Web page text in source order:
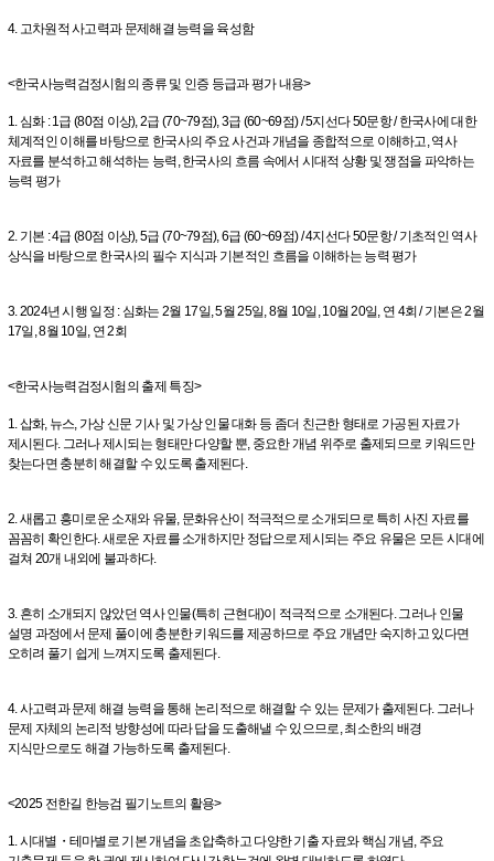
4. 고차원적 사고력과 문제해결 능력을 육성함
<한국사능력검정시험의 종류 및 인증 등급과 평가 내용>
1. 심화 : 1급 (80점 이상), 2급 (70~79점), 3급 (60~69점) / 5지선다 50문항 / 한국사에 대한
체계적인 이해를 바탕으로 한국사의 주요 사건과 개념을 종합적으로 이해하고, 역사
자료를 분석하고 해석하는 능력, 한국사의 흐름 속에서 시대적 상황 및 쟁점을 파악하는
능력 평가
2. 기본 : 4급 (80점 이상), 5급 (70~79점), 6급 (60~69점) / 4지선다 50문항 / 기초적인 역사
상식을 바탕으로 한국사의 필수 지식과 기본적인 흐름을 이해하는 능력 평가
3. 2024년 시행 일정 : 심화는 2월 17일, 5월 25일, 8월 10일, 10월 20일, 연 4회 / 기본은 2월
17일, 8월 10일, 연 2회
<한국사능력검정시험의 출제 특징>
1. 삽화, 뉴스, 가상 신문 기사 및 가상 인물 대화 등 좀더 친근한 형태로 가공된 자료가
제시된다. 그러나 제시되는 형태만 다양할 뿐, 중요한 개념 위주로 출제되므로 키워드만
찾는다면 충분히 해결할 수 있도록 출제된다.
2. 새롭고 흥미로운 소재와 유물, 문화유산이 적극적으로 소개되므로 특히 사진 자료를
꼼꼼히 확인한다. 새로운 자료를 소개하지만 정답으로 제시되는 주요 유물은 모든 시대에
걸쳐 20개 내외에 불과하다.
3. 흔히 소개되지 않았던 역사 인물(특히 근현대)이 적극적으로 소개된다. 그러나 인물
설명 과정에서 문제 풀이에 충분한 키워드를 제공하므로 주요 개념만 숙지하고 있다면
오히려 풀기 쉽게 느껴지도록 출제된다.
4. 사고력과 문제 해결 능력을 통해 논리적으로 해결할 수 있는 문제가 출제된다. 그러나
문제 자체의 논리적 방향성에 따라 답을 도출해낼 수 있으므로, 최소한의 배경
지식만으로도 해결 가능하도록 출제된다.
<2025 전한길 한능검 필기노트의 활용>
1. 시대별・테마별로 기본 개념을 초압축하고 다양한 기출 자료와 핵심 개념, 주요